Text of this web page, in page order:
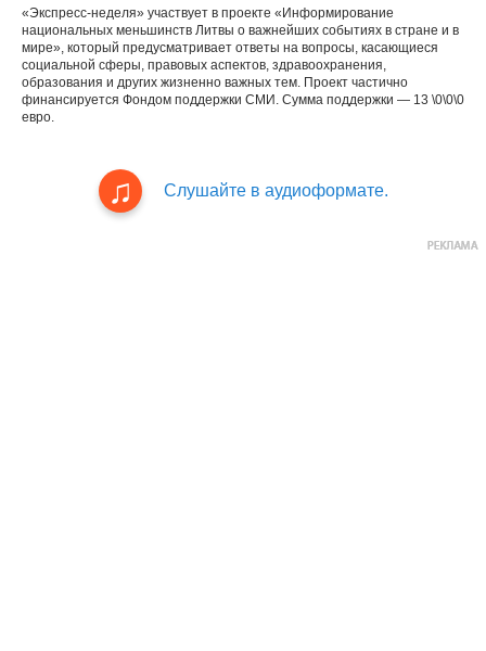
«Экспресс-неделя» участвует в проекте «Информирование
национальных меньшинств Литвы о важнейших событиях в стране и в
мире», который предусматривает ответы на вопросы, касающиеся
социальной сферы, правовых аспектов, здравоохранения,
образования и других жизненно важных тем. Проект частично
финансируется Фондом поддержки СМИ. Сумма поддержки — 13 \0\0\0
евро.
Слушайте в аудиоформате.